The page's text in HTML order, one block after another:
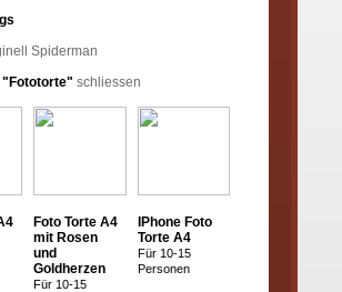
Spiderman
"Fototorte" schliessen
Foto Torte A4
mit Rosen
und
Goldherzen
Für 10-15
IPhone Foto
Torte A4
Für 10-15
Personen